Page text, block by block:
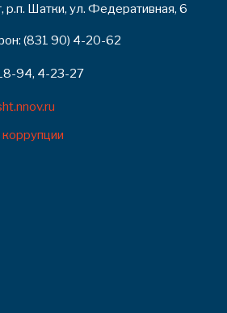
р.п. Шатки, ул. Федеративная, 6
(831 90) 4-20-62
94, 4-23-27